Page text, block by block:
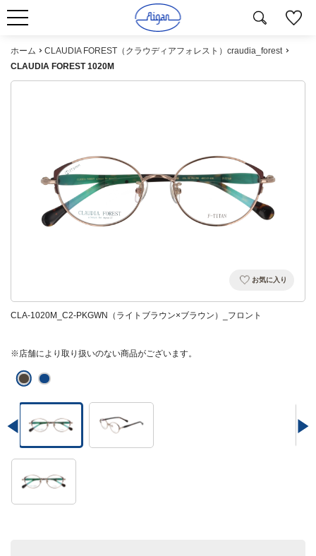
ホーム
CLAUDIA FOREST（クラウディアフォレスト）craudia_forest
CLAUDIA FOREST 1020M
お気に入り
CLA-1020M_C2-PKGWN（ライトブラウン×ブラウン）_フロント
※店舗により取り扱いのない商品がございます。